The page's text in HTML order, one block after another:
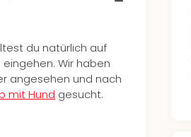
du natürlich auf
Wir haben
angesehen und nach
mit Hund gesucht.